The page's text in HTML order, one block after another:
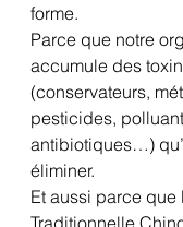
forme.
Parce que notre
accumule des
(conservateurs,
pesticides,
antibiotiques…)
éliminer.
Et aussi parce